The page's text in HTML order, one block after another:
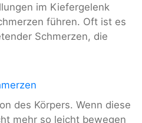
im Kiefergelenk
führen. Oft ist es
Schmerzen, die
des Körpers. Wenn diese
mehr so leicht bewegen